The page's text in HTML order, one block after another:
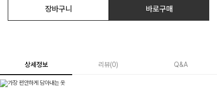
장바구니 바로구매
상세정보 리뷰(0) Q&A